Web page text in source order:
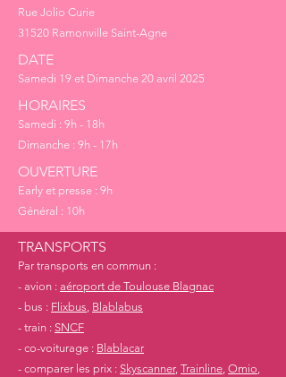
Rue Jolio Curie
31520 Ramonville Saint-Agne
DATE
Samedi 19 et Dimanche 20 avril 2025
HORAIRES
Samedi : 9h - 18h
Dimanche : 9h - 17h​
OUVERTURE
Early et presse : 9h
Général : 10h
TRANSPORTS
Par transports en commun :
- avion : aéroport de Toulouse Blagnac
- bus : Flixbus, Blablabus
- train : SNCF
- co-voiturage : Blablacar
- comparer les prix : Skyscanner, Trainline, Omio,